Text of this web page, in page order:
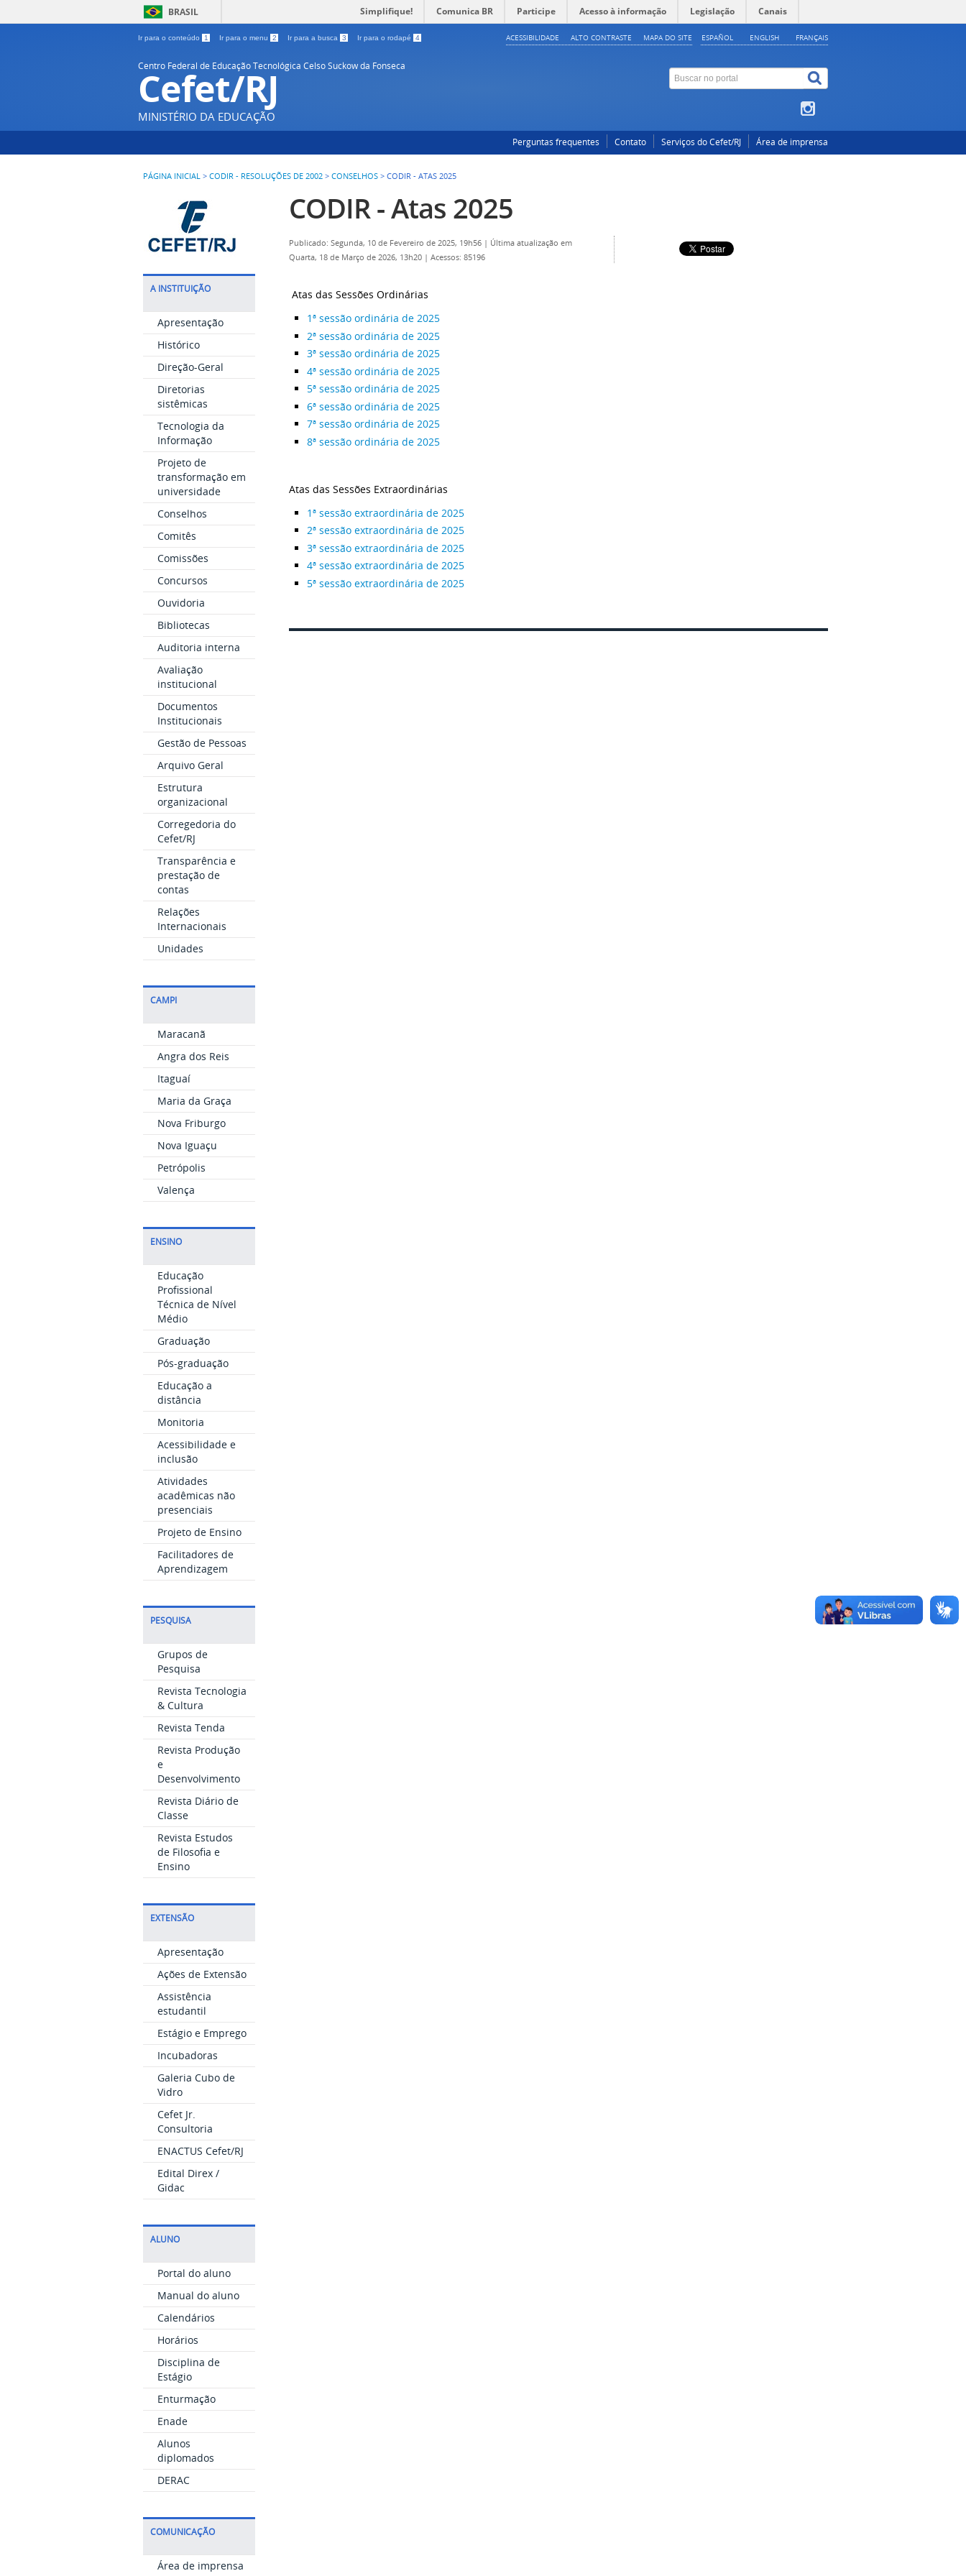
BRASIL Simplifique! Comunica BR Participe Acesso à informação Legislação Canais
Ir para o conteúdo 1 Ir para o menu 2 Ir para a busca 3 Ir para o rodapé 4 ESPAÑOL ENGLISH FRANÇAIS
ACESSIBILIDADE ALTO CONTRASTE MAPA DO SITE
Centro Federal de Educação Tecnológica Celso Suckow da Fonseca
Cefet/RJ
MINISTÉRIO DA EDUCAÇÃO
Perguntas frequentes Contato Serviços do Cefet/RJ Área de imprensa
PÁGINA INICIAL > CODIR - RESOLUÇÕES DE 2002 > CONSELHOS > CODIR - ATAS 2025
A INSTITUIÇÃO
Apresentação
Histórico
Direção-Geral
Diretorias
sistêmicas
Tecnologia da
Informação
Projeto de
transformação em
universidade
Conselhos
Comitês
Comissões
Concursos
Ouvidoria
Bibliotecas
Auditoria interna
Avaliação
institucional
Documentos
Institucionais
Gestão de Pessoas
Arquivo Geral
Estrutura
organizacional
Corregedoria do
Cefet/RJ
Transparência e
prestação de
contas
Relações
Internacionais
Unidades
CAMPI
Maracanã
Angra dos Reis
Itaguaí
Maria da Graça
Nova Friburgo
Nova Iguaçu
Petrópolis
Valença
ENSINO
Educação
Profissional
Técnica de Nível
Médio
Graduação
Pós-graduação
Educação a
distância
Monitoria
Acessibilidade e
inclusão
Atividades
acadêmicas não
presenciais
Projeto de Ensino
Facilitadores de
Aprendizagem
PESQUISA
Grupos de
Pesquisa
Revista Tecnologia
& Cultura
Revista Tenda
Revista Produção
e
Desenvolvimento
Revista Diário de
Classe
Revista Estudos
de Filosofia e
Ensino
EXTENSÃO
Apresentação
Ações de Extensão
Assistência
estudantil
Estágio e Emprego
Incubadoras
Galeria Cubo de
Vidro
Cefet Jr.
Consultoria
ENACTUS Cefet/RJ
Edital Direx /
Gidac
ALUNO
Portal do aluno
Manual do aluno
Calendários
Horários
Disciplina de
Estágio
Enturmação
Enade
Alunos
diplomados
DERAC
COMUNICAÇÃO
Área de imprensa
CODIR - Atas 2025
Publicado: Segunda, 10 de Fevereiro de 2025, 19h56 | Última atualização em
Quarta, 18 de Março de 2026, 13h20 | Acessos: 85196
Atas das Sessões Ordinárias
1ª sessão ordinária de 2025
2ª sessão ordinária de 2025
3ª sessão ordinária de 2025
4ª sessão ordinária de 2025
5ª sessão ordinária de 2025
6ª sessão ordinária de 2025
7ª sessão ordinária de 2025
8ª sessão ordinária de 2025
Atas das Sessões Extraordinárias
1ª sessão extraordinária de 2025
2ª sessão extraordinária de 2025
3ª sessão extraordinária de 2025
4ª sessão extraordinária de 2025
5ª sessão extraordinária de 2025